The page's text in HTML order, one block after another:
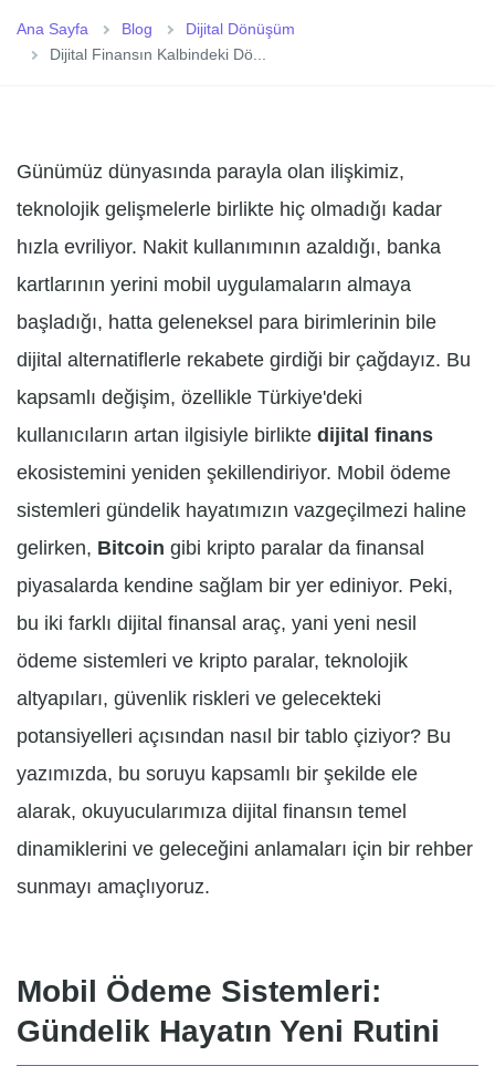
Ana Sayfa Blog
Dijital Dönüşüm
Dijital Finansın Kalbindeki Dö...
Günümüz dünyasında parayla olan ilişkimiz,
teknolojik gelişmelerle birlikte hiç olmadığı kadar
hızla evriliyor. Nakit kullanımının azaldığı, banka
kartlarının yerini mobil uygulamaların almaya
başladığı, hatta geleneksel para birimlerinin bile
dijital alternatiflerle rekabete girdiği bir çağdayız. Bu
kapsamlı değişim, özellikle Türkiye'deki
kullanıcıların artan ilgisiyle birlikte dijital finans
ekosistemini yeniden şekillendiriyor. Mobil ödeme
sistemleri gündelik hayatımızın vazgeçilmezi haline
gelirken, Bitcoin gibi kripto paralar da finansal
piyasalarda kendine sağlam bir yer ediniyor. Peki,
bu iki farklı dijital finansal araç, yani yeni nesil
ödeme sistemleri ve kripto paralar, teknolojik
altyapıları, güvenlik riskleri ve gelecekteki
potansiyelleri açısından nasıl bir tablo çiziyor? Bu
yazımızda, bu soruyu kapsamlı bir şekilde ele
alarak, okuyucularımıza dijital finansın temel
dinamiklerini ve geleceğini anlamaları için bir rehber
sunmayı amaçlıyoruz.
Mobil Ödeme Sistemleri:
Gündelik Hayatın Yeni Rutini